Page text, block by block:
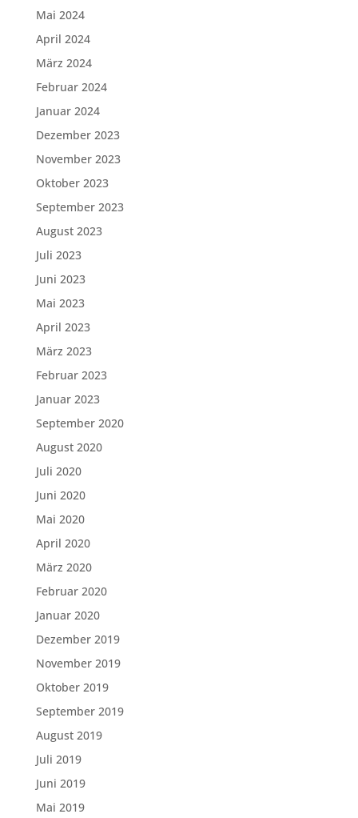
Mai 2024
April 2024
März 2024
Februar 2024
Januar 2024
Dezember 2023
November 2023
Oktober 2023
September 2023
August 2023
Juli 2023
Juni 2023
Mai 2023
April 2023
März 2023
Februar 2023
Januar 2023
September 2020
August 2020
Juli 2020
Juni 2020
Mai 2020
April 2020
März 2020
Februar 2020
Januar 2020
Dezember 2019
November 2019
Oktober 2019
September 2019
August 2019
Juli 2019
Juni 2019
Mai 2019